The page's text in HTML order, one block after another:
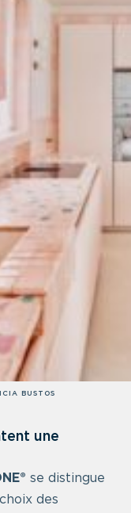
BUSTOS
une
se distingue
des